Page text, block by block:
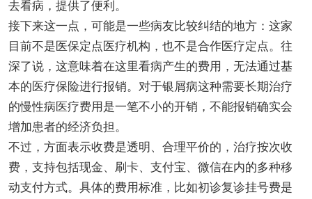
去看病，提供了便利。
接下来这一点，可能是一些病友比较纠结的地方：这家
目前不是医保定点医疗机构，也不是合作医疗定点。往
深了说，这意味着在这里看病产生的费用，无法通过基
本的医疗保险进行报销。对于银屑病这种需要长期治疗
的慢性病医疗费用是一笔不小的开销，不能报销确实会
增加患者的经济负担。
不过，方面表示收费是透明、合理平价的，治疗按次收
费，支持包括现金、刷卡、支付宝、微信在内的多种移
动支付方式。具体的费用标准，比如初诊复诊挂号费是